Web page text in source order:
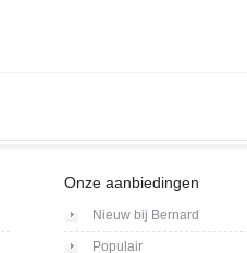
Onze aanbiedingen
Nieuw bij Bernard
Populair